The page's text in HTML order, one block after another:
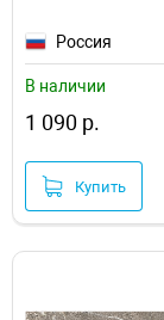
Россия
В наличии
1 090 р.
Купить